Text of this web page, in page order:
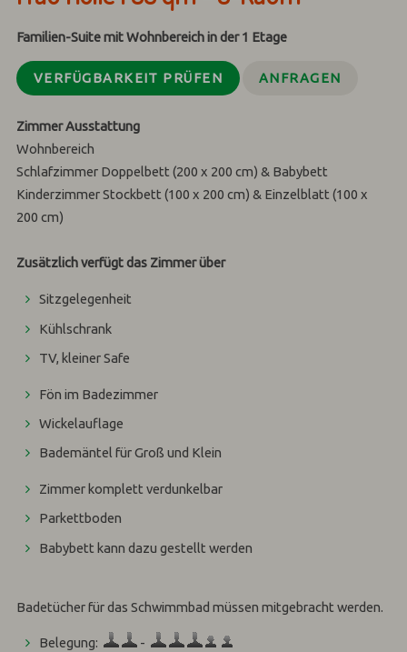
Familien-Suite mit Wohnbereich in der 1 Etage
VERFÜGBARKEIT PRÜFEN ANFRAGEN
Zimmer Ausstattung
Wohnbereich
Schlafzimmer Doppelbett (200 x 200 cm) & Babybett
Kinderzimmer Stockbett (100 x 200 cm) & Einzelblatt (100 x
200 cm)
Zusätzlich verfügt das Zimmer über
Sitzgelegenheit
Kühlschrank
TV, kleiner Safe
Fön im Badezimmer
Wickelauflage
Bademäntel für Groß und Klein
Zimmer komplett verdunkelbar
Parkettboden
Babybett kann dazu gestellt werden
Badetücher für das Schwimmbad müssen mitgebracht werden.
Belegung:
-